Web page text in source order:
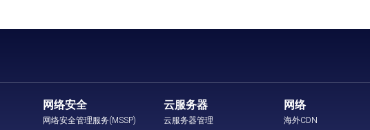
网络安全
网络安全管理服务(MSSP)
云服务器
云服务器管理
网络
海外CDN